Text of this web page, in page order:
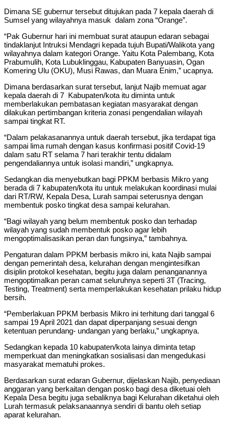
Dimana SE gubernur tersebut ditujukan pada 7 kepala daerah di
Sumsel yang wilayahnya masuk dalam zona “Orange”.
“Pak Gubernur hari ini membuat surat ataupun edaran sebagai
tindaklanjut Intruksi Mendagri kepada tujuh Bupati/Walikota yang
wilayahnya dalam kategori Orange. Yaitu Kota Palembang, Kota
Prabumulih, Kota Lubuklinggau, Kabupaten Banyuasin, Ogan
Komering Ulu (OKU), Musi Rawas, dan Muara Enim,” ucapnya.
Dimana berdasarkan surat tersebut, lanjut Najib memuat agar
kepala daerah di 7 Kabupaten/kota itu diminta untuk
memberlakukan pembatasan kegiatan masyarakat dengan
dilakukan pertimbangan kriteria zonasi pengendalian wilayah
sampai tingkat RT.
“Dalam pelakasanannya untuk daerah tersebut, jika terdapat tiga
sampai lima rumah dengan kasus konfirmasi positif Covid-19
dalam satu RT selama 7 hari terakhir tentu didalam
pengendaliannya untuk isolasi mandiri,” ungkapnya.
Sedangkan dia menyebutkan bagi PPKM berbasis Mikro yang
berada di 7 kabupaten/kota itu untuk melakukan koordinasi mulai
dari RT/RW, Kepala Desa, Lurah sampai seterusnya dengan
membentuk posko tingkat desa sampai kelurahan.
“Bagi wilayah yang belum membentuk posko dan terhadap
wilayah yang sudah membentuk posko agar lebih
mengoptimalisasikan peran dan fungsinya,” tambahnya.
Pengaturan dalam PPKM berbasis mikro ini, kata Najib sampai
dengan pemerintah desa, kelurahan dengan mengintesifkan
disiplin protokol kesehatan, begitu juga dalam penanganannya
mengoptimalkan peran camat seluruhnya seperti 3T (Tracing,
Testing, Treatment) serta memperlakukan kesehatan prilaku hidup
bersih.
“Pemberlakuan PPKM berbasis Mikro ini terhitung dari tanggal 6
sampai 19 April 2021 dan dapat diperpanjang sesuai dengn
ketentuan perundang- undangan yang berlaku,” ungkapnya.
Sedangkan kepada 10 kabupaten/kota lainya diminta tetap
memperkuat dan meningkatkan sosialisasi dan mengedukasi
masyarakat mematuhi prokes.
Berdasarkan surat edaran Gubernur, dijelaskan Najib, penyediaan
anggaran yang berkaitan dengan posko bagi desa diketuai oleh
Kepala Desa begitu juga sebaliknya bagi Kelurahan diketahui oleh
Lurah termasuk pelaksanaannya sendiri di bantu oleh setiap
aparat kelurahan.